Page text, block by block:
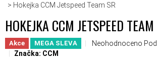
Hokejka CCM Jetspeed Team SR
HOKEJKA CCM JETSPEED
Akce MEGA SLEVA Průměrné
Neohodnoceno
Značka: CCM